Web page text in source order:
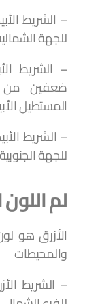
– الشريط
للجهة
– الشريط
ضعفين من
المستطيل
– الشريط
للجهة
لم اللون
الأزرق هو
والمحيطات
– الشريط